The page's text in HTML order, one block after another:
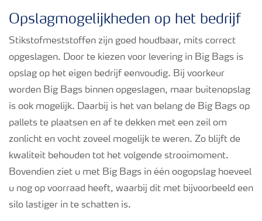
Opslagmogelijkheden op het bedrijf
Stikstofmeststoffen zijn goed houdbaar, mits correct
opgeslagen. Door te kiezen voor levering in Big Bags is
opslag op het eigen bedrijf eenvoudig. Bij voorkeur
worden Big Bags binnen opgeslagen, maar buitenopslag
is ook mogelijk. Daarbij is het van belang de Big Bags op
pallets te plaatsen en af te dekken met een zeil om
zonlicht en vocht zoveel mogelijk te weren. Zo blijft de
kwaliteit behouden tot het volgende strooimoment.
Bovendien ziet u met Big Bags in één oogopslag hoeveel
u nog op voorraad heeft, waarbij dit met bijvoorbeeld een
silo lastiger in te schatten is.